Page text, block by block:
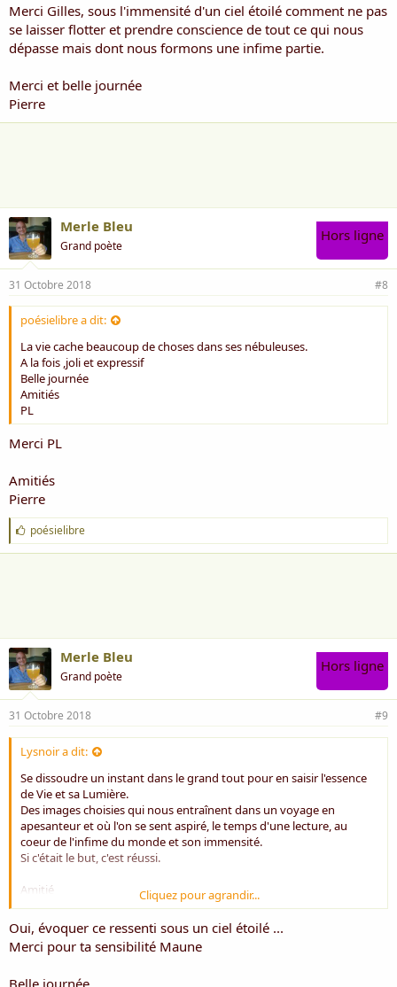
Merci Gilles, sous l'immensité d'un ciel étoilé comment ne pas
se laisser flotter et prendre conscience de tout ce qui nous
dépasse mais dont nous formons une infime partie.
Merci et belle journée
Pierre
Merle Bleu
Grand poète
Hors ligne
31 Octobre 2018 #8
poésielibre a dit:
La vie cache beaucoup de choses dans ses nébuleuses.
A la fois ,joli et expressif
Belle journée
Amitiés
PL
Merci PL
Amitiés
Pierre
J
'
a
poésielibre
Merle Bleu
Grand poète
Hors ligne
31 Octobre 2018 #9
Lysnoir a dit:
Se dissoudre un instant dans le grand tout pour en saisir l'essence
de Vie et sa Lumière.
Des images choisies qui nous entraînent dans un voyage en
apesanteur et où l'on se sent aspiré, le temps d'une lecture, au
coeur de l'infime du monde et son immensité.
Si c'était le but, c'est réussi.
Amitié
Maune
Cliquez pour agrandir...
Oui, évoquer ce ressenti sous un ciel étoilé ...
Merci pour ta sensibilité Maune
Belle journée